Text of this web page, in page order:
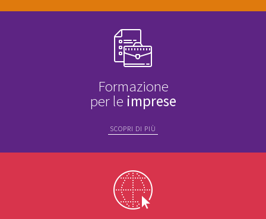
Formazione
per le imprese
SCOPRI DI PIÙ